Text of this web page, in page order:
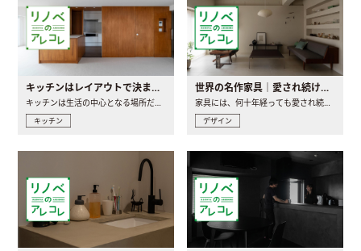
キッチンはレイアウトで決まる。後悔しないための考え方と選び方
キッチンは生活の中心となる場所だからこそ、家の中のどこに置..
キッチン
世界の名作家具｜愛され続ける理由と一生モノとの出会い方
家具には、何十年経っても愛され続ける「名作」と呼ばれるもの..
デザイン